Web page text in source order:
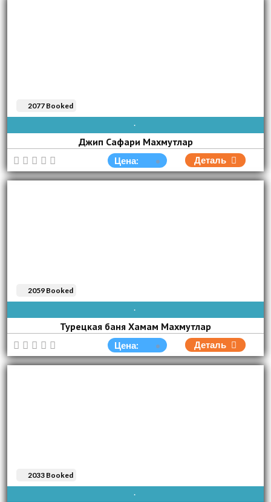
AVAIBLE EVERY DAY
Джип Сафари Махмутлар
2077 Booked
Цена: Деталь
AVAIBLE EVERY DAY
Турецкая баня Хамам Махмутлар
2059 Booked
Цена: Деталь
AVAIBLE EVERY DAY
2033 Booked